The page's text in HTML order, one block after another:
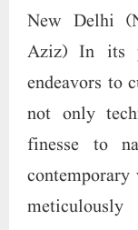
New Delhi
Aziz) In its
endeavors to
not only
finesse to
contemporary